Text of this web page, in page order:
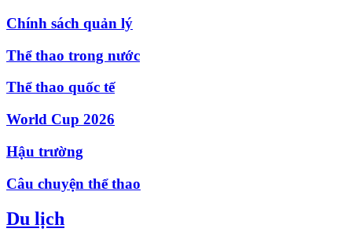
Chính sách quản lý
Thể thao trong nước
Thể thao quốc tế
World Cup 2026
Hậu trường
Câu chuyện thể thao
Du lịch